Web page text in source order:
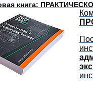
книга: